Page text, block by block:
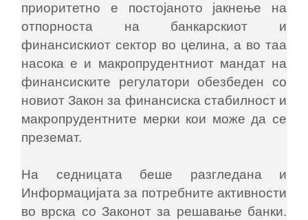
приоритетно е постојаното јакнење на
отпорноста на банкарскиот и
финансискиот сектор во целина, а во таа
насока е и макропрудентниот мандат на
финансиските регулатори обезбеден со
новиот Закон за финансиска стабилност и
макропрудентните мерки кои може да се
преземат.
На седницата беше разгледана и
Информацијата за потребните активности
во врска со Законот за решавање банки.